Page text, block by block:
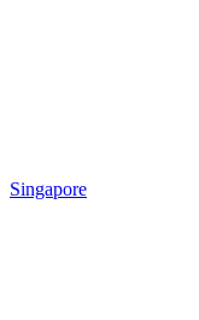
Singapore